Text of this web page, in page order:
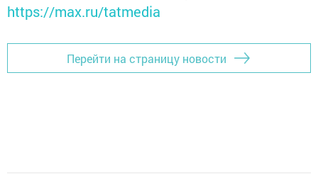
https://max.ru/tatmedia
Перейти на страницу новости